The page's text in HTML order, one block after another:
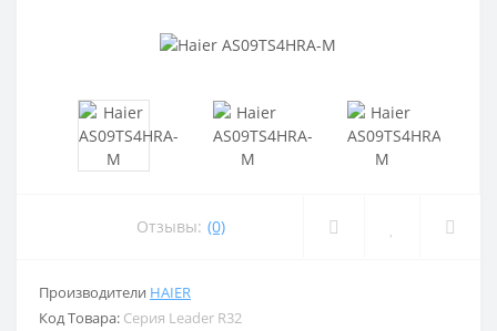
Отзывы: (0)
Производители HAIER
Код Товара: Серия Leader R32